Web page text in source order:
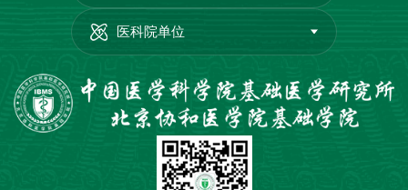
医科院单位